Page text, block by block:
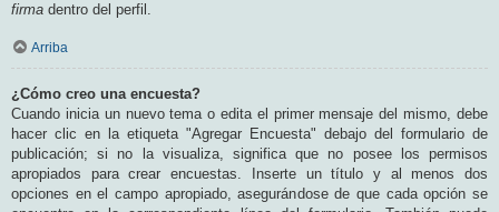
firma dentro del perfil.
Arriba
¿Cómo creo una encuesta?
Cuando inicia un nuevo tema o edita el primer mensaje del mismo, debe
hacer clic en la etiqueta "Agregar Encuesta" debajo del formulario de
publicación; si no la visualiza, significa que no posee los permisos
apropiados para crear encuestas. Inserte un título y al menos dos
opciones en el campo apropiado, asegurándose de que cada opción se